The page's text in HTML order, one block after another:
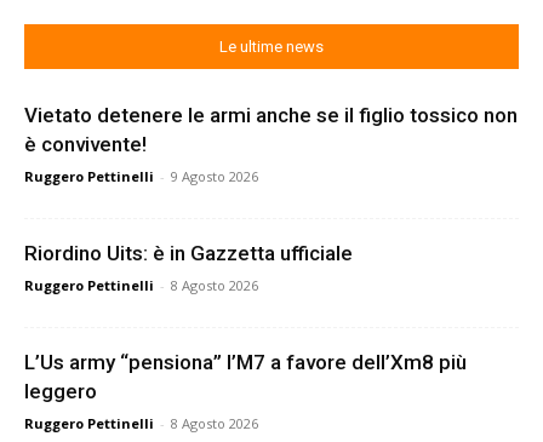
Le ultime news
Vietato detenere le armi anche se il figlio tossico non
è convivente!
Ruggero Pettinelli - 9 Agosto 2026
Riordino Uits: è in Gazzetta ufficiale
Ruggero Pettinelli - 8 Agosto 2026
L’Us army “pensiona” l’M7 a favore dell’Xm8 più
leggero
Ruggero Pettinelli - 8 Agosto 2026